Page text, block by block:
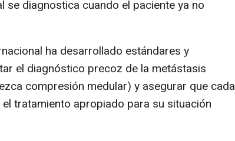
se diagnostica cuando el paciente ya no
ha desarrollado estándares y
el diagnóstico precoz de la metástasis
compresión medular) y asegurar que cada
tratamiento apropiado para su situación